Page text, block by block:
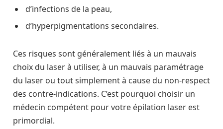
d’infections de la peau,
d’hyperpigmentations secondaires.
Ces risques sont généralement liés à un mauvais
choix du laser à utiliser, à un mauvais paramétrage
du laser ou tout simplement à cause du non-respect
des contre-indications. C’est pourquoi choisir un
médecin compétent pour votre épilation laser est
primordial.